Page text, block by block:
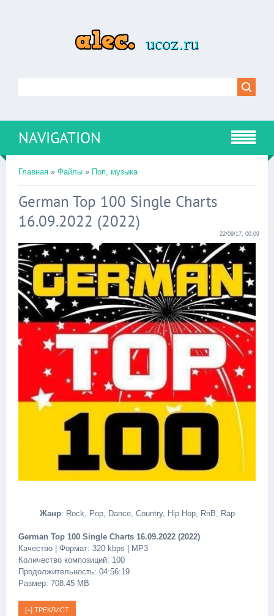
NAVIGATION
Главная » Файлы » Поп, музыка
German Top 100 Single Charts
16.09.2022 (2022)
22/09/17, 00:09
Жанр: Rock, Pop, Dance, Country, Hip Hop, RnB, Rap
German Top 100 Single Charts 16.09.2022 (2022)
Качество | Формат: 320 kbps | MP3
Количество композиций: 100
Продолжительность: 04:56:19
Размер: 708.45 MB